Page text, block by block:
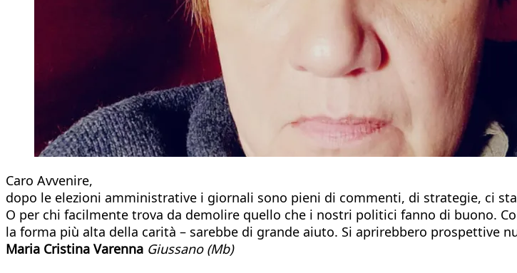
Caro Avvenire,
dopo le elezioni amministrative i giornali sono pieni di commenti, di strategie, ci
O per chi facilmente trova da demolire quello che i nostri politici fanno di buono.
la forma più alta della carità – sarebbe di grande aiuto. Si aprirebbero prospettive
Maria Cristina Varenna Giussano (Mb)